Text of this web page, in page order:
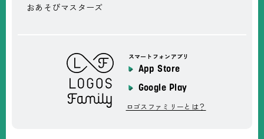
おあそびマスターズ
スマートフォンアプリ
App Store
Google Play
ロゴスファミリーとは？